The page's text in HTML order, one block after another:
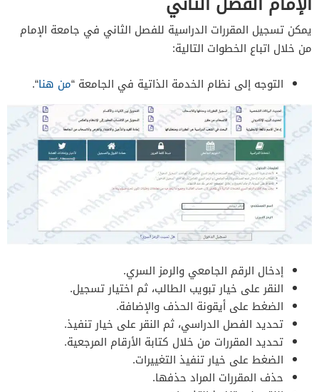
يمكن تسجيل المقررات الدراسية للفصل الثاني في جامعة الإمام
من خلال اتباع الخطوات التالية:
التوجه إلى نظام الخدمة الذاتية في الجامعة “من هنا“.
إدخال الرقم الجامعي والرمز السري.
النقر على خيار تبويب الطالب، ثم اختيار تسجيل.
الضغط على أيقونة الحذف والإضافة.
تحديد الفصل الدراسي، ثم النقر على خيار تنفيذ.
تحديد المقررات من خلال كتابة الأرقام المرجعية.
الضغط على خيار تنفيذ التغييرات.
حذف المقررات المراد حذفها.